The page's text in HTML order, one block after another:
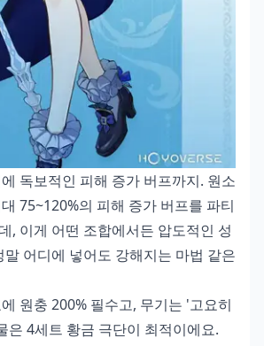
독보적인 피해 증가 버프까지. 원소
75~120%의 피해 증가 버프를 파티
, 이게 어떤 조합에서든 압도적인 성
말 어디에 넣어도 강해지는 마법 같은
원충 200% 필수고, 무기는 '고요히
은 4세트 황금 극단이 최적이에요.